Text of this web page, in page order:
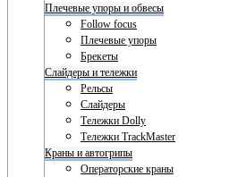
Плечевые упоры и обвесы
Follow focus
Плечевые упоры
Брекеты
Слайдеры и тележки
Рельсы
Слайдеры
Тележки Dolly
Тележки TrackMaster
Краны и автогрипы
Операторские краны